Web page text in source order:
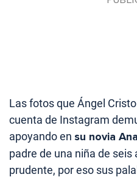
Las fotos que Ángel
cuenta de Instagram
apoyando en su novia
padre de una niña de
prudente, por eso sus